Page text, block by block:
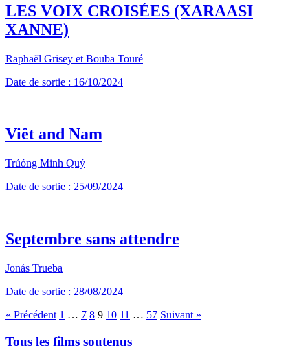
LES VOIX CROISÉES (XARAASI
XANNE)
Raphaël Grisey et Bouba Touré
Date de sortie : 16/10/2024
Viêt and Nam
Trúóng Minh Quý
Date de sortie : 25/09/2024
Septembre sans attendre
Jonás Trueba
Date de sortie : 28/08/2024
« Précédent 1 … 7 8 9 10 11 … 57 Suivant »
Tous les films soutenus